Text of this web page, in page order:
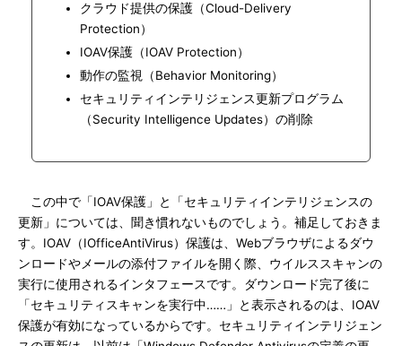
クラウド提供の保護（Cloud-Delivery
Protection）
IOAV保護（IOAV Protection）
動作の監視（Behavior Monitoring）
セキュリティインテリジェンス更新プログラム
（Security Intelligence Updates）の削除
この中で「IOAV保護」と「セキュリティインテリジェンスの
更新」については、聞き慣れないものでしょう。補足しておきま
す。IOAV（IOfficeAntiVirus）保護は、Webブラウザによるダウ
ンロードやメールの添付ファイルを開く際、ウイルススキャンの
実行に使用されるインタフェースです。ダウンロード完了後に
「セキュリティスキャンを実行中……」と表示されるのは、IOAV
保護が有効になっているからです。セキュリティインテリジェン